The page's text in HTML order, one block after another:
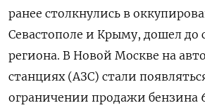
ранее столкнулись в
Севастополе и Крыму, дошел до
региона. В Новой Москве на
станциях (АЗС) стали
ограничении продажи бензина